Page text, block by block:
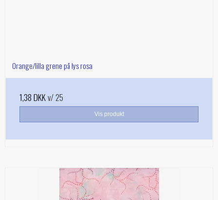
Orange/lilla grene på lys rosa
1,38 DKKv/ 25
Vis produkt